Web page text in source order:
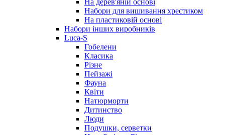
Набори для вишивання хрестиком
На пластиковій основі
Набори інших виробників
Luca-S
Гобелени
Класика
Різне
Пейзажі
Фауна
Квіти
Натюрморти
Дитинство
Люди
Подушки, серветки